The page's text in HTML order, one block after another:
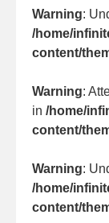
Warning:
/home/
content/
Warning:
in /home/
content/
Warning:
/home/
content/